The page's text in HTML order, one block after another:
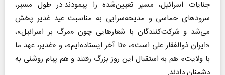
جنایات اسرائیل، مسیر تعیین‌شده را پیمودند.در طول مسیر،
سرودهای حماسی و مدیحه‌سرایی به مناسبت عید غدیر پخش
می‌شد و شرکت‌کنندگان با شعارهایی چون «مرگ بر اسرائیل»،
«ایران ذوالفقار علی است»، «تا آخر ایستاده‌ایم»، و «غدیر، عهد ما
با ولایت» هم به استقبال این روز بزرگ رفتند و هم پیام روشنی به